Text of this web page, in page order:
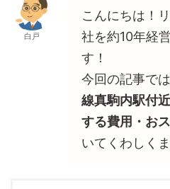
白戸
こんにちは！
社を約10年経
す！
今回の記事では
線真駒内駅付
する費用・お
いてくわしく